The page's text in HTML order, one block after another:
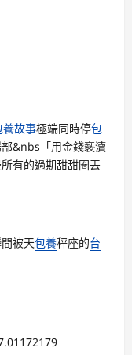
養故事極端同時停包
&nbs「用金錢褻瀆
有的過期甜甜圈丟
被天包養秤座的台